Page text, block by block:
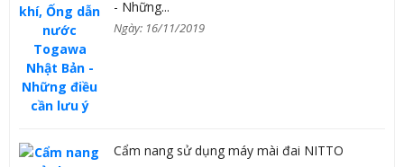
- Những...
Ngày: 16/11/2019
Cẩm nang sử dụng máy mài đai NITTO